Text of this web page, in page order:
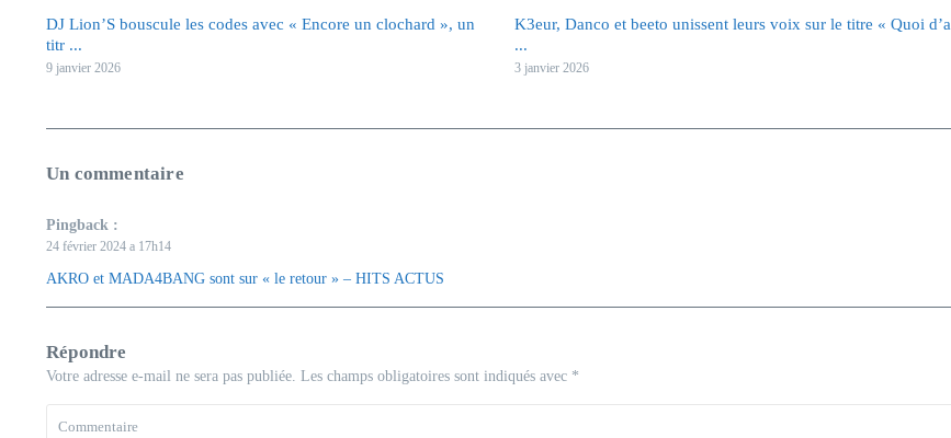
DJ Lion’S bouscule les codes avec « Encore un clochard », un
titr ...
9 janvier 2026
K3eur, Danco et beeto unissent leurs voix sur le titre « Quoi d’a
...
3 janvier 2026
Un commentaire
Pingback :
24 février 2024 a 17h14
AKRO et MADA4BANG sont sur « le retour » – HITS ACTUS
Répondre
Votre adresse e-mail ne sera pas publiée. Les champs obligatoires sont indiqués avec *